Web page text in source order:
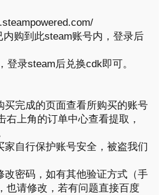
购到此steam账号内，登录后
登录steam后兑换cdk即可。
买完成的页面查看所购买的账号
右上角的订单中心查看提取，
家自行保护账号安全，被盗我们
改密码，如有其他验证方式（手
也请修改，若有问题直接百度